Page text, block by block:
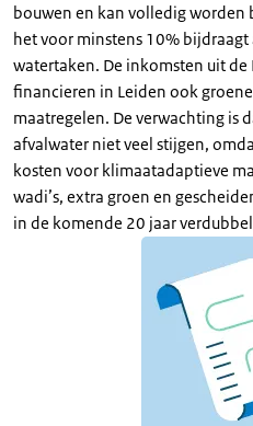
bouwen en kan volledig
het voor minstens 10%
watertaken. De inkomsten uit
financieren in Leiden ook
maatregelen. De verwachting is
afvalwater niet veel stijgen,
kosten voor klimaatadaptieve
wadi’s, extra groen en
in de komende 20 jaar